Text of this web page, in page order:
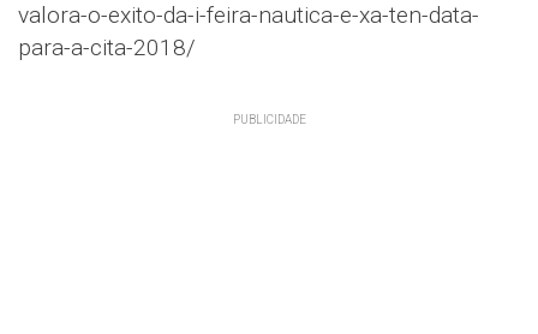
valora-o-exito-da-i-feira-nautica-e-xa-ten-data-
para-a-cita-2018/